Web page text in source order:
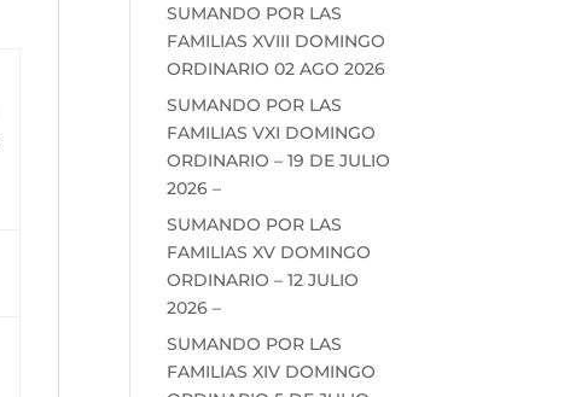
SUMANDO POR LAS
FAMILIAS XVIII DOMINGO
ORDINARIO 02 AGO 2026
SUMANDO POR LAS
FAMILIAS VXI DOMINGO
ORDINARIO – 19 DE JULIO
2026 –
SUMANDO POR LAS
FAMILIAS XV DOMINGO
ORDINARIO – 12 JULIO
2026 –
SUMANDO POR LAS
FAMILIAS XIV DOMINGO